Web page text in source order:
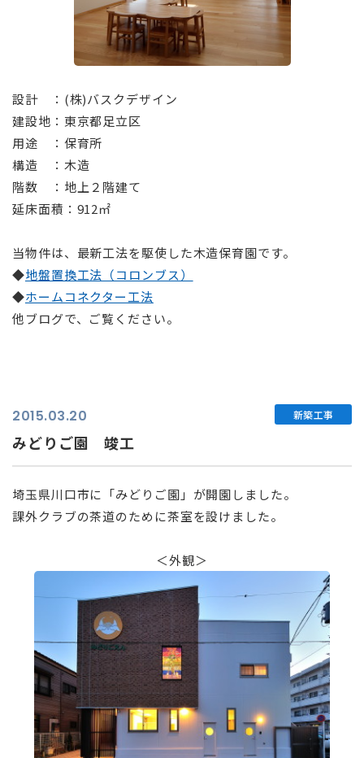
設計 ：(株)バスクデザイン
建設地：東京都足立区
用途 ：保育所
構造 ：木造
階数 ：地上２階建て
延床面積：912㎡
当物件は、最新工法を駆使した木造保育園です。
◆地盤置換工法（コロンブス）
◆ホームコネクター工法
他ブログで、ご覧ください。
2015.03.20 新築工事
みどりご園 竣工
埼玉県川口市に「みどりご園」が開園しました。
課外クラブの茶道のために茶室を設けました。
＜外観＞